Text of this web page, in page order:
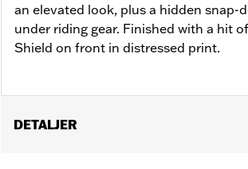
an elevated look, plus a hidden snap-
under riding gear. Finished with a hit
Shield on front in distressed print.
DETALJER